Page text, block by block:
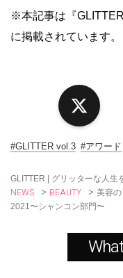
※本記事は『
に掲載されています。
#GLITTER vol.3 #アワード
GLITTER | グリッターな人生
NEWS > BEAUTY > 美容
2021〜シャンコン部門〜